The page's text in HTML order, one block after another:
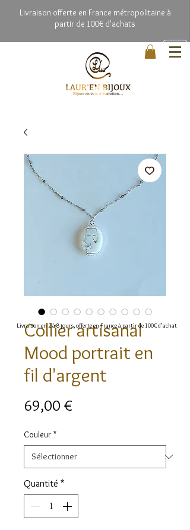
Livraison offerte en France métropolitaine à
partir de 100€ d'achats
Collier artisanal
Mood portrait en
fil d'argent
69,00 €
Couleur *
Quantité *
Livraison en 2 à 8 jours, offerte en France à partir de 100€ d'achat